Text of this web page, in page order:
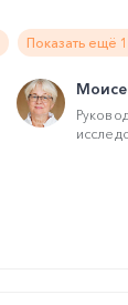
Показать ещё